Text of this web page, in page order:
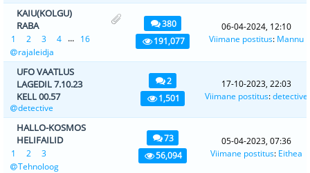
KAIU(KOLGU)
RABA
1 2 3 4 ... 16
rajaleidja
380
191,077
06-04-2024, 12:10
Viimane postitus: Mannu
UFO VAATLUS
LAGEDIL 7.10.23
KELL 00.57
detective
2
1,501
17-10-2023, 22:03
Viimane postitus:detective
HALLO-KOSMOS
HELIFAILID
1 2
3
Tehnoloog
73
56,094
05-04-2023, 07:36
Viimane postitus: Eithea